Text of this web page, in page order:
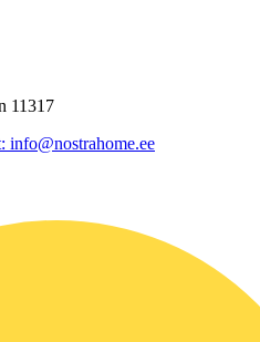
11317
info@nostrahome.ee